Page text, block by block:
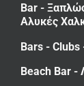
Bar -
Αλυκές
Bars - Clubs
Beach Bar -